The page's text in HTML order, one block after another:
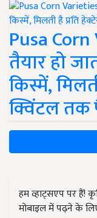
Pusa
तैयार हो
किस्में,
क्विंटल तक
हम व्हाट्सएप पर हैं!
मोबाइल में पढ़ने के